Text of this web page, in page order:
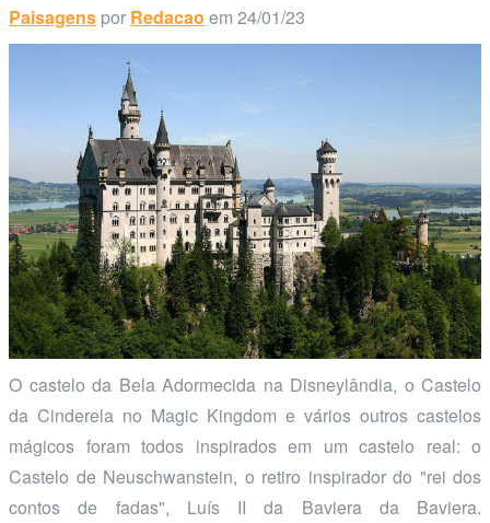
Paisagens por Redacao em 24/01/23
O castelo da Bela Adormecida na Disneylândia, o Castelo
da Cinderela no Magic Kingdom e vários outros castelos
mágicos foram todos inspirados em um castelo real: o
Castelo de Neuschwanstein, o retiro inspirador do "rei dos
contos de fadas", Luís II da Baviera da Baviera.